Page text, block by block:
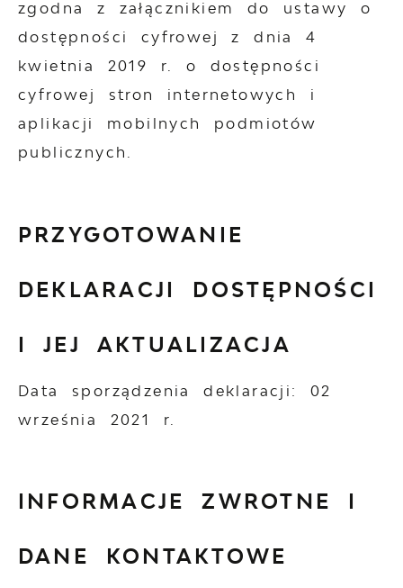
zgodna z załącznikiem do ustawy o
dostępności cyfrowej z dnia 4
kwietnia 2019 r. o dostępności
cyfrowej stron internetowych i
aplikacji mobilnych podmiotów
publicznych.
PRZYGOTOWANIE
DEKLARACJI DOSTĘPNOŚCI
I JEJ AKTUALIZACJA
Data sporządzenia deklaracji: 02
września 2021 r.
INFORMACJE ZWROTNE I
DANE KONTAKTOWE